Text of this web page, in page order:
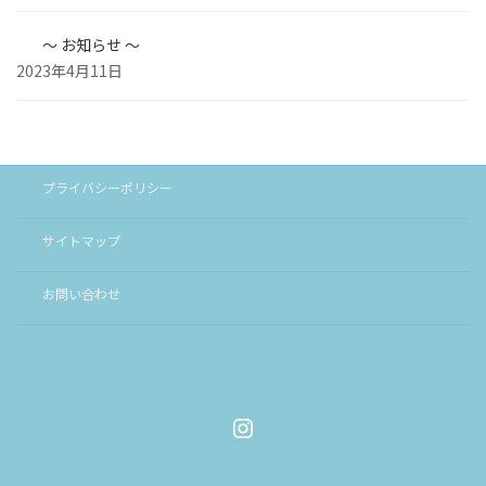
～ お知らせ ～
2023年4月11日
プライバシーポリシー
サイトマップ
お問い合わせ
Instagram